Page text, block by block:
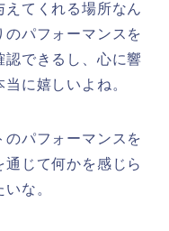
てくれる場所なん
パフォーマンスを
認できるし、心に響
に嬉しいよね。
のパフォーマンスを
じて何かを感じら
な。